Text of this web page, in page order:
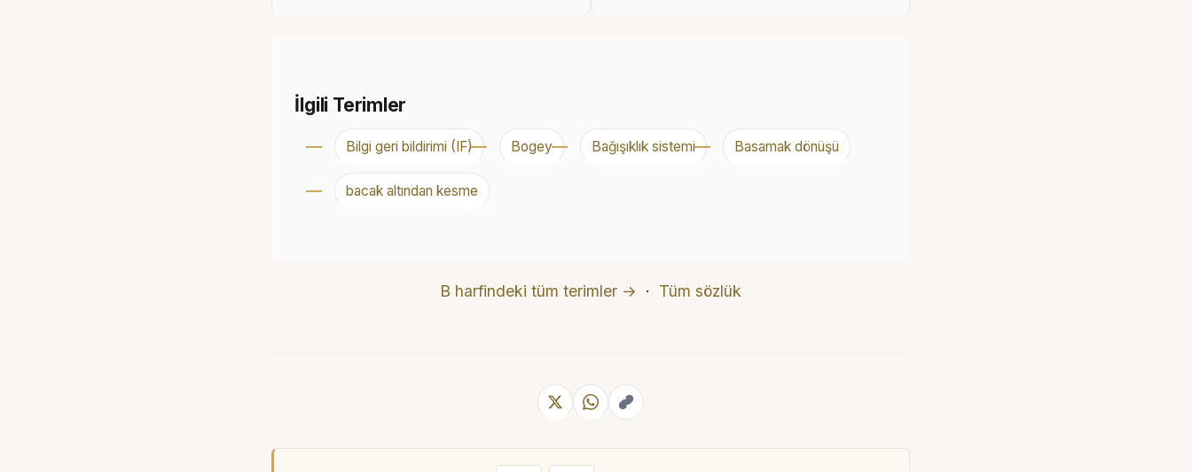
İlgili Terimler
Bilgi geri bildirimi (IF) Bogey Bağışıklık sistemi Basamak dönüşü
bacak altından kesme
B harfindeki tüm terimler → · Tüm sözlük